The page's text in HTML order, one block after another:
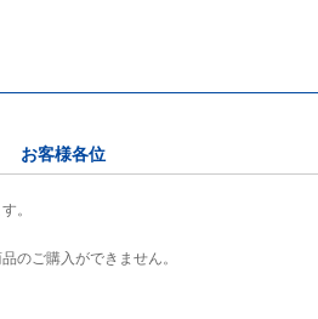
お客様各位
。
のご購入ができません。